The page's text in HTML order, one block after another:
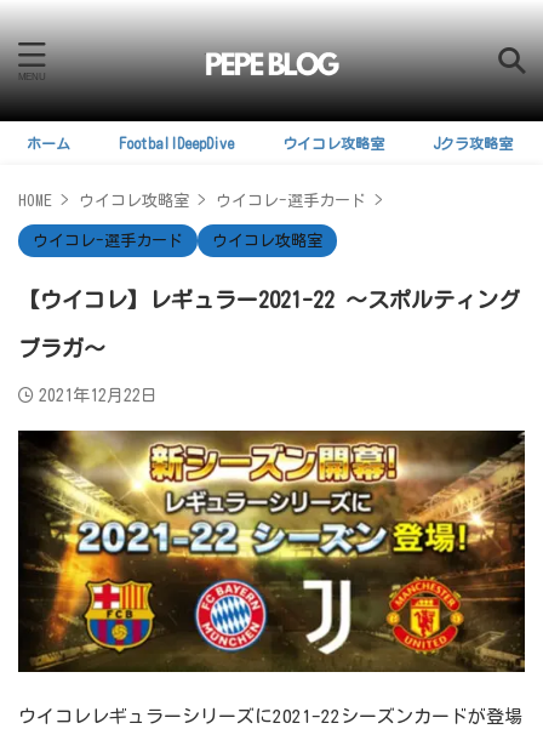
ホーム FootballDeepDive ウイコレ攻略室 Jクラ攻略室
HOME > ウイコレ攻略室 > ウイコレ-選手カード >
ウイコレ-選手カード ウイコレ攻略室
【ウイコレ】レギュラー2021-22 ～スポルティング
ブラガ～
2021年12月22日
ウイコレレギュラーシリーズに2021-22シーズンカードが登場